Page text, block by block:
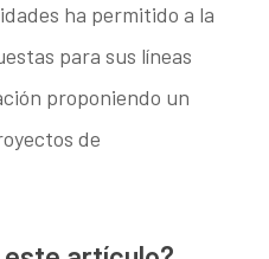
ha permitido a la
para sus líneas
proponiendo un
de